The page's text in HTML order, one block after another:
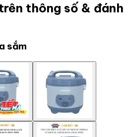
thông số & đánh
sắm